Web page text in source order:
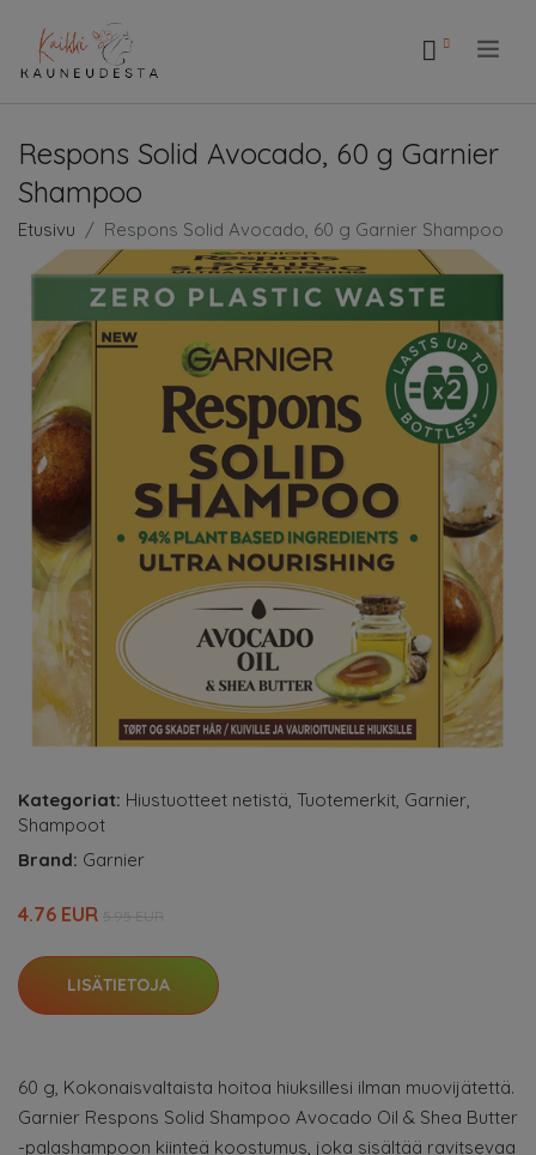
Respons Solid Avocado, 60 g Garnier
Shampoo
Etusivu Respons Solid Avocado, 60 g Garnier Shampoo
Kategoriat: Hiustuotteet netistä, Tuotemerkit, Garnier,
Shampoot
Brand: Garnier
4.76 EUR
LISÄTIETOJA
60 g, Kokonaisvaltaista hoitoa hiuksillesi ilman muovijätettä.
Garnier Respons Solid Shampoo Avocado Oil & Shea Butter
-palashampoon kiinteä koostumus, joka sisältää ravitsevaa